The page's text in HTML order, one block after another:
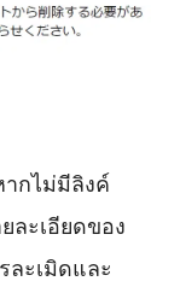
ากไม่มีลิงค์
ละเอียดของ
ะเมิดและ